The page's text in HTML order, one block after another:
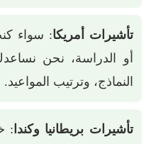
تأشيرات أمريكا: سواء
أو الدراسة، نحن
النماذج، وترتيب المواعيد.
تأشيرات بريطانيا وكندا :